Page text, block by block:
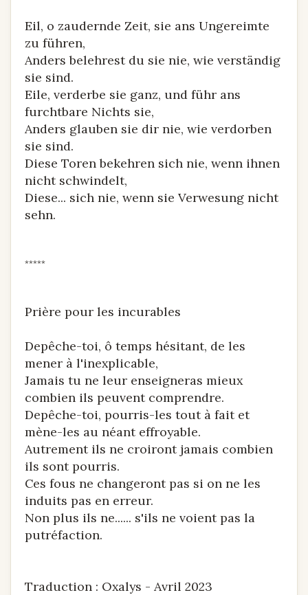
Eil, o zaudernde Zeit, sie ans Ungereimte
zu führen,
Anders belehrest du sie nie, wie verständig
sie sind.
Eile, verderbe sie ganz, und führ ans
furchtbare Nichts sie,
Anders glauben sie dir nie, wie verdorben
sie sind.
Diese Toren bekehren sich nie, wenn ihnen
nicht schwindelt,
Diese... sich nie, wenn sie Verwesung nicht
sehn.
*****
Prière pour les incurables
Depêche-toi, ô temps hésitant, de les
mener à l'inexplicable,
Jamais tu ne leur enseigneras mieux
combien ils peuvent comprendre.
Depêche-toi, pourris-les tout à fait et
mène-les au néant effroyable.
Autrement ils ne croiront jamais combien
ils sont pourris.
Ces fous ne changeront pas si on ne les
induits pas en erreur.
Non plus ils ne...... s'ils ne voient pas la
putréfaction.
Traduction : Oxalys - Avril 2023